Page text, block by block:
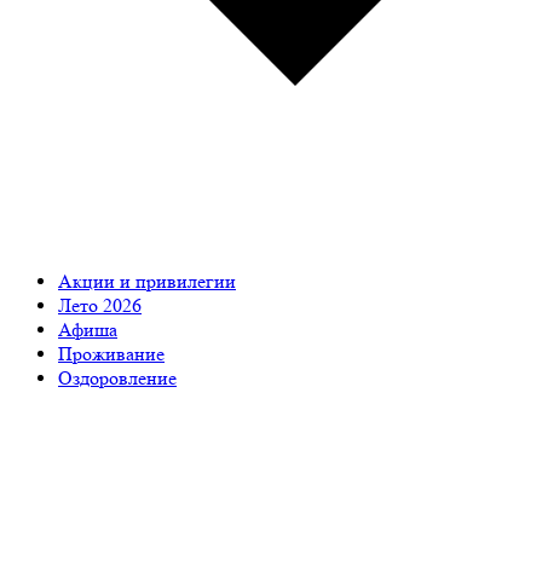
Акции и привилегии
Лето 2026
Афиша
Проживание
Оздоровление